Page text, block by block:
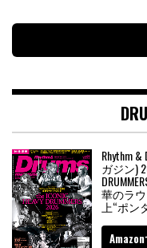
Rhythm
ガジン)
華のラ
上“ポン